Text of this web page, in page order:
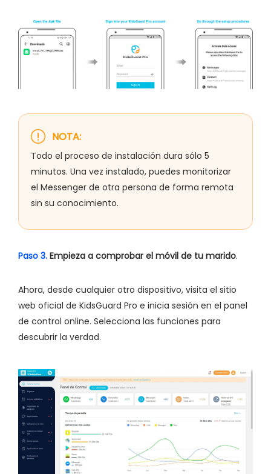
NOTA:
Todo el proceso de instalación dura sólo 5
minutos. Una vez instalado, puedes monitorizar
el Messenger de otra persona de forma remota
sin su conocimiento.
Paso 3. Empieza a comprobar el móvil de tu marido.
Ahora, desde cualquier otro dispositivo, visita el sitio
web oficial de KidsGuard Pro e inicia sesión en el panel
de control online. Selecciona las funciones para
descubrir la verdad.